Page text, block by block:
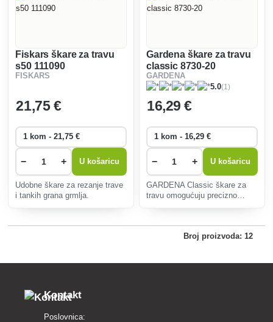
Fiskars škare za travu
s50 111090
FISKARS
21,75 €
− + U košaricu
Udobne škare za rezanje trave
i tankih grana grmlja.
Gardena škare za travu
classic 8730-20
GARDENA
5.0(1)
16,29 €
− + U košaricu
GARDENA Classic škare za
travu omogućuju precizno
sigurnosti jednom rukom, škare
za travu mogu se učvrstiti brzo
Broj proizvoda: 12
Kontakt
Poslovnica: